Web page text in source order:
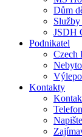
Dům
Služby
JSDH
Podnikatel
Czech
Kontakty